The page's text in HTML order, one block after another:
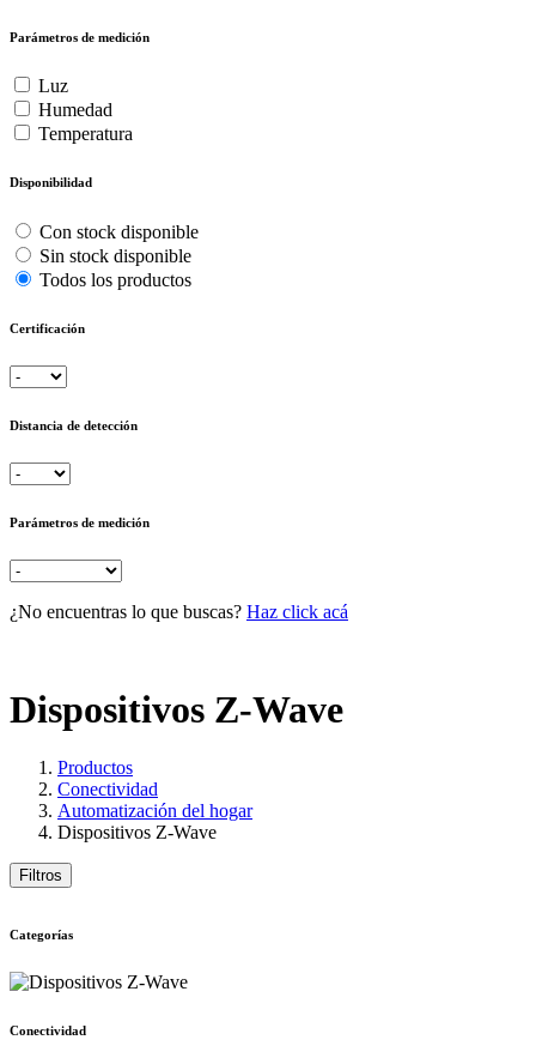
Parámetros de medición
Luz
Humedad
Temperatura
Disponibilidad
Con stock disponible
Sin stock disponible
Todos los productos
Certificación
Distancia de detección
Parámetros de medición
¿No encuentras lo que buscas? Haz click acá
Dispositivos Z-Wave
Productos
Conectividad
Automatización del hogar
Dispositivos Z-Wave
Filtros
Categorías
Conectividad